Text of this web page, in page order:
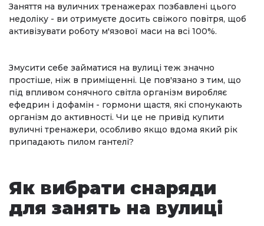
Заняття на вуличних тренажерах позбавлені цього
недоліку - ви отримуєте досить свіжого повітря, щоб
активізувати роботу м'язової маси на всі 100%.
Змусити себе займатися на вулиці теж значно
простіше, ніж в приміщенні. Це пов'язано з тим, що
під впливом сонячного світла організм виробляє
ефедрин і дофамін - гормони щастя, які спонукають
організм до активності. Чи це не привід купити
вуличні тренажери, особливо якщо вдома який рік
припадають пилом гантелі?
Як вибрати снаряди
для занять на вулиці